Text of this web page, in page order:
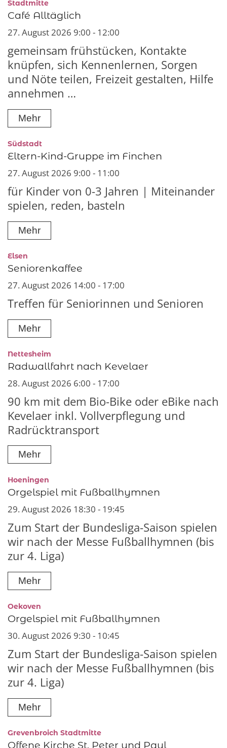
Stadtmitte:
Café Alltäglich
27. August 2026 9:00 - 12:00
gemeinsam frühstücken, Kontakte
knüpfen, sich Kennenlernen, Sorgen
und Nöte teilen, Freizeit gestalten, Hilfe
annehmen …
Mehr
Südstadt:
Eltern-Kind-Gruppe im Finchen
27. August 2026 9:00 - 11:00
für Kinder von 0-3 Jahren | Miteinander
spielen, reden, basteln
Mehr
Elsen
Seniorenkaffee
27. August 2026 14:00 - 17:00
Treffen für Seniorinnen und Senioren
Mehr
Nettesheim
Radwallfahrt nach Kevelaer
28. August 2026 6:00 - 17:00
90 km mit dem Bio-Bike oder eBike nach
Kevelaer inkl. Vollverpflegung und
Radrücktransport
Mehr
Hoeningen
Orgelspiel mit Fußballhymnen
29. August 2026 18:30 - 19:45
Zum Start der Bundesliga-Saison spielen
wir nach der Messe Fußballhymnen (bis
zur 4. Liga)
Mehr
Oekoven
Orgelspiel mit Fußballhymnen
30. August 2026 9:30 - 10:45
Zum Start der Bundesliga-Saison spielen
wir nach der Messe Fußballhymnen (bis
zur 4. Liga)
Mehr
Grevenbroich Stadtmitte:
Offene Kirche St. Peter und Paul